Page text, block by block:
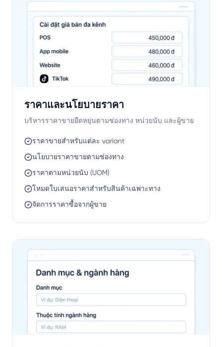
ราคาและนโยบายราคา
บริหารราคาขายยืดหยุ่นตามช่องทาง หน่วยนับ และผู้ขาย
ราคาขายสำหรับแต่ละ variant
นโยบายราคาขายตามช่องทาง
ราคาตามหน่วยนับ (UOM)
โหมดใบเสนอราคาสำหรับสินค้าเฉพาะทาง
จัดการราคาซื้อจากผู้ขาย